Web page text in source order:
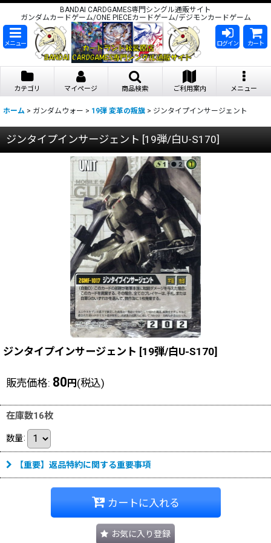
BANDAI CARDGAMES専門シングル通販サイト
ガンダムカードゲーム/ONE PIECEカードゲーム/デジモンカードゲーム
メニュー ログイン カート
カテゴリ マイページ 商品検索 ご利用案内 メニュー
ホーム > ガンダムウォー > 19弾 変革の叛旗 > ジンタイプインサージェント
ジンタイプインサージェント [19弾/白U-S170]
ジンタイプインサージェント [19弾/白U-S170]
販売価格: 80 円 (税込)
在庫数16枚
数量:
【重要】返品特約に関する重要事項
カートに入れる
お気に入り登録